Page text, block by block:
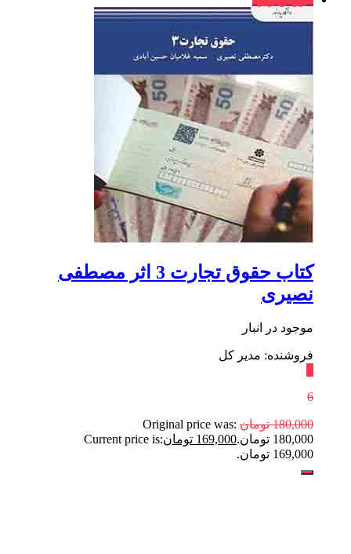
کتاب حقوق تجارت 3 اثر مصطفی
نصیری
موجود در انبار
فروشنده: مدیر کل
6
180,000 تومان Original price was:
180,000 تومان.
169,000 تومانCurrent price is:
169,000 تومان.